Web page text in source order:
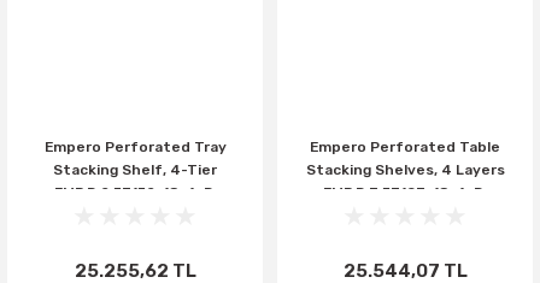
Empero Perforated Tray
Stacking Shelf, 4-Tier
EMP.D.2.53152-18-4-D,
25.255,62 TL
Empero Perforated Table
Stacking Shelves, 4 Layers
EMP.D.3.53107-18-4-D,
25.544,07 TL